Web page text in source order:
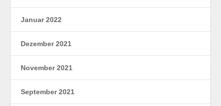
Januar 2022
Dezember 2021
November 2021
September 2021